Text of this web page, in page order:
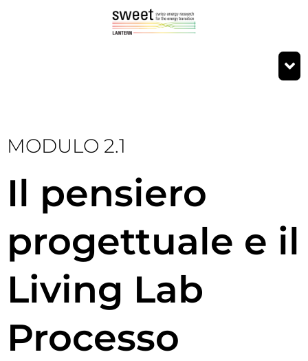
MODULO 2.1
Il pensiero
progettuale e il
Living Lab
Processo